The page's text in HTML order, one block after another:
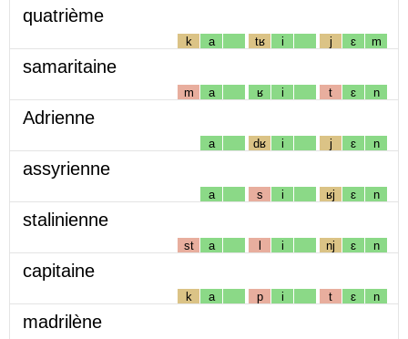
quatrième
k a tʁ i j ɛ m
samaritaine
m a ʁ i t ɛ n
Adrienne
a dʁ i j ɛ n
assyrienne
a s i ʁj ɛ n
stalinienne
st a l i nj ɛ n
capitaine
k a p i t ɛ n
madrilène